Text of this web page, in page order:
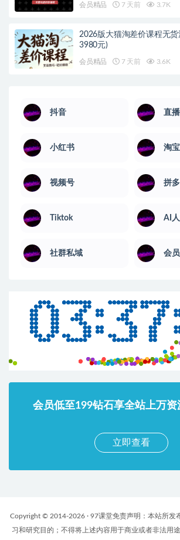
会员精品 7 天前 3.7K
2026版大猫淘差价课程无
3980元)
会员精品 7 天前 3.6K
抖音 直
小红书 淘宝
视频号 拼
Tiktok AI
社群私域 会
会员低至199钻石享全站上万资
立即查看
Copyright © 2014-2026 · 97课堂免责声明：本站所发
习和研究目的；不得将上述内容用于商业或者非法用